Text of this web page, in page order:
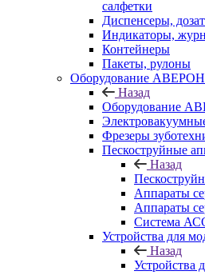
салфетки
Диспенсеры,
Индикаторы,
Контейнеры
Пакеты, рулоны
Оборудование АВЕРОН
Назад
Оборудование
Фрезеры
Пескоструйные
Назад
Аппараты
Аппараты
Система
Устройства для
Назад
Устройства